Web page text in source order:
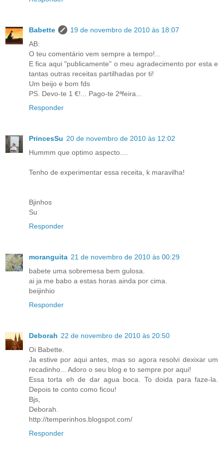
Babette
19 de novembro de 2010 às 18:07
AB:
O teu comentário vem sempre a tempo!...
E fica aqui "publicamente" o meu agradecimento por esta e
tantas outras receitas partilhadas por ti!
Um beijo e bom fds
PS. Devo-te 1 €!... Pago-te 2ªfeira...
Responder
PrincesSu 20 de novembro de 2010 às 12:02
Hummm que optimo aspecto....
Tenho de experimentar essa receita, k maravilha!
Bjinhos
Su
Responder
moranguita 21 de novembro de 2010 às 00:29
babete uma sobremesa bem gulosa.
ai ja me babo a estas horas ainda por cima.
beijinhio
Responder
Deborah 22 de novembro de 2010 às 20:50
Oi Babette.
Ja estive por aqui antes, mas so agora resolvi dexixar um
recadinho... Adoro o seu blog e to sempre por aqui!
Essa torta eh de dar agua boca. To doida para faze-la.
Depois te conto como ficou!
Bjs,
Deborah.
http://temperinhos.blogspot.com/
Responder